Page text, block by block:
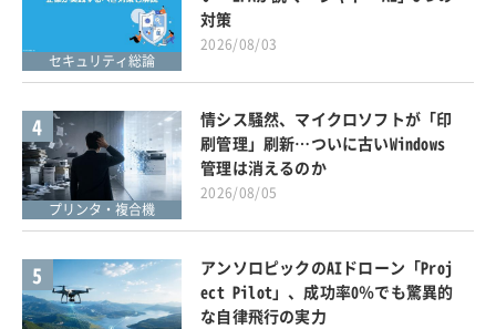
セキュリティ総論
対策
2026/08/03
4
プリンタ・複合機
情シス騒然、マイクロソフトが「印
刷管理」刷新…ついに古いWindows
管理は消えるのか
2026/08/05
5
アンソロピックのAIドローン「Proj
ect Pilot」、成功率0％でも驚異的
な自律飛行の実力